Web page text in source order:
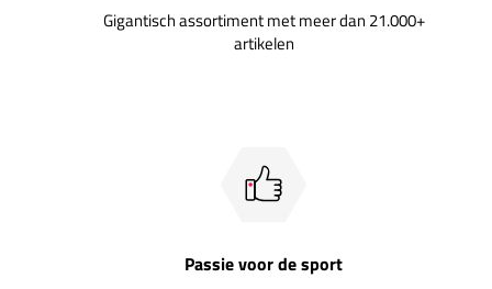
Gigantisch assortiment met meer dan 21.000+
artikelen
Passie voor de sport